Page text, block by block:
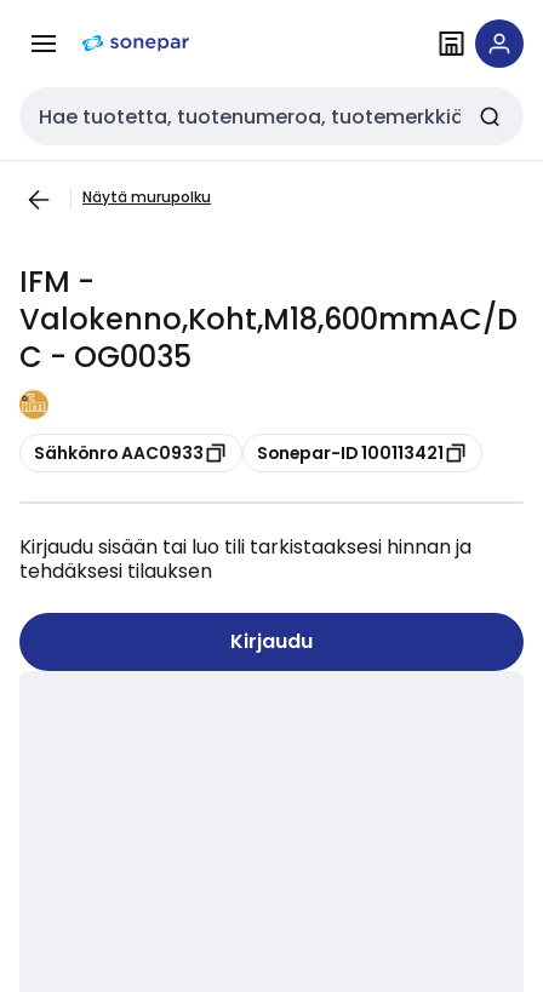
navigointiinsisältöön
Haku
Näytä murupolku
IFM -
Valokenno,Koht,M18,600mmAC/D
C - OG0035
Kopioi
Sähkönro AAC0933 Kopioi
Sonepar-ID 100113421
Kirjaudu sisään tai luo tili tarkistaaksesi hinnan ja
tehdäksesi tilauksen
Kirjaudu